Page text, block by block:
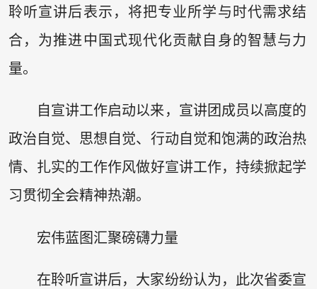
聆听宣讲后表示，将把专业所学与时代需求结
合，为推进中国式现代化贡献自身的智慧与力
量。
自宣讲工作启动以来，宣讲团成员以高度的
政治自觉、思想自觉、行动自觉和饱满的政治热
情、扎实的工作作风做好宣讲工作，持续掀起学
习贯彻全会精神热潮。
宏伟蓝图汇聚磅礴力量
在聆听宣讲后，大家纷纷认为，此次省委宣